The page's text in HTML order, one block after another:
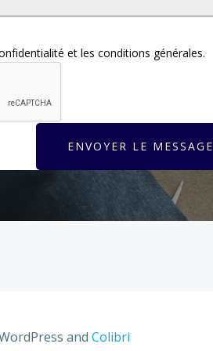
et les conditions générales.
ENVOYER LE MESSAGE
and Colibri